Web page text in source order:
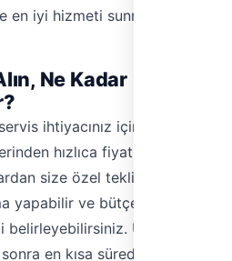
en iyi hizmeti sunmak
Ne Kadar
ihtiyacınız için
hızlıca fiyat teklifi
size özel teklifler
yapabilir ve bütçenize
belirleyebilirsiniz. Usta,
en kısa sürede